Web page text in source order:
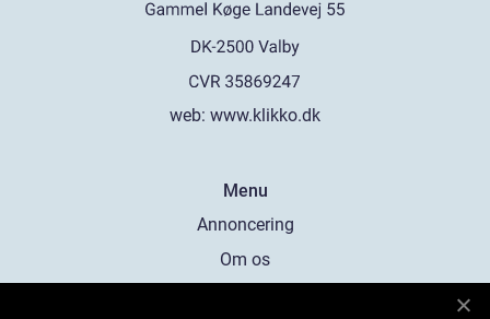
web: www.klikko.dk
Menu
Annoncering
Om os